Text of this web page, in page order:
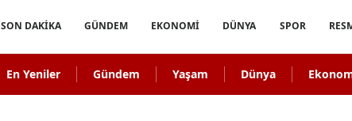
SON DAKİKA GÜNDEM EKONOMİ DÜNYA SPOR
En Yeniler Gündem Yaşam Dünya